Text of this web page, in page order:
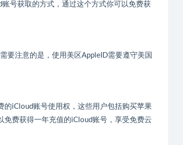
号获取的方式，通过这个方式你可以免费获
要注意的是，使用美区AppleID需要遵守美国
iCloud账号使用权，这些用户包括购买苹果
费获得一年充值的iCloud账号，享受免费云